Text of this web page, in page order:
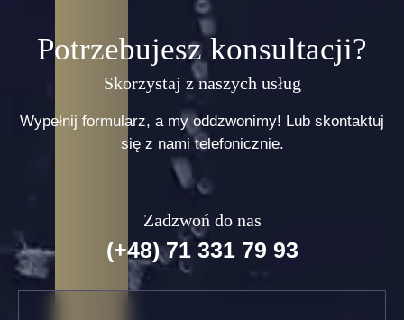
Potrzebujesz konsultacji?
Skorzystaj z naszych usług
Wypełnij formularz, a my oddzwonimy! Lub skontaktuj
się z nami telefonicznie.
Zadzwoń do nas
(+48) 71 331 79 93